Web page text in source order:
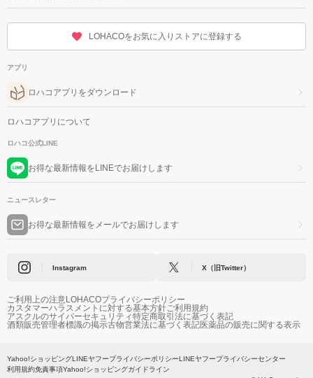
LOHACOをお気に入りストアに登録する
アプリ
ロハコアプリをダウンロード
ロハコアプリについて
ロハコ公式LINE
お得な最新情報をLINEでお届けします
ニュースレター
お得な最新情報をメールでお届けします
Instagram X（旧Twitter）
ご利用上の注意LOHACOプライバシーポリシー
カスタマーハラスメントに対する基本方針ご利用規約
アスクルのサイバーセキュリティ特定商取引法に基づく表記
酒類販売管理者標識の掲示古物営業法に基づく表記医薬品の販売に関する表示
Yahoo!ショッピングLINEヤフープライバシーポリシーLINEヤフープライバシーセンター
利用規約免責事項Yahoo!ショッピングガイドライン